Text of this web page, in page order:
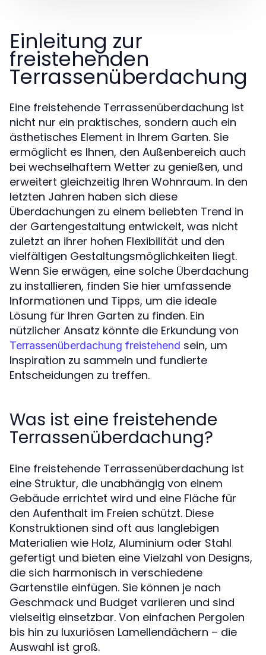
Einleitung zur
freistehenden
Terrassenüberdachung
Eine freistehende Terrassenüberdachung ist
nicht nur ein praktisches, sondern auch ein
ästhetisches Element in Ihrem Garten. Sie
ermöglicht es Ihnen, den Außenbereich auch
bei wechselhaftem Wetter zu genießen, und
erweitert gleichzeitig Ihren Wohnraum. In den
letzten Jahren haben sich diese
Überdachungen zu einem beliebten Trend in
der Gartengestaltung entwickelt, was nicht
zuletzt an ihrer hohen Flexibilität und den
vielfältigen Gestaltungsmöglichkeiten liegt.
Wenn Sie erwägen, eine solche Überdachung
zu installieren, finden Sie hier umfassende
Informationen und Tipps, um die ideale
Lösung für Ihren Garten zu finden. Ein
nützlicher Ansatz könnte die Erkundung von
Terrassenüberdachung freistehend sein, um
Inspiration zu sammeln und fundierte
Entscheidungen zu treffen.
Was ist eine freistehende
Terrassenüberdachung?
Eine freistehende Terrassenüberdachung ist
eine Struktur, die unabhängig von einem
Gebäude errichtet wird und eine Fläche für
den Aufenthalt im Freien schützt. Diese
Konstruktionen sind oft aus langlebigen
Materialien wie Holz, Aluminium oder Stahl
gefertigt und bieten eine Vielzahl von Designs,
die sich harmonisch in verschiedene
Gartenstile einfügen. Sie können je nach
Geschmack und Budget variieren und sind
vielseitig einsetzbar. Von einfachen Pergolen
bis hin zu luxuriösen Lamellendächern – die
Auswahl ist groß.